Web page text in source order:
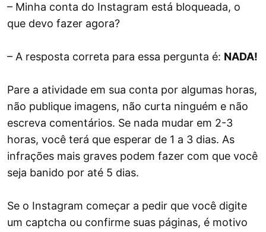
– Minha conta do Instagram está bloqueada, o
que devo fazer agora?
– A resposta correta para essa pergunta é: NADA!
Pare a atividade em sua conta por algumas horas,
não publique imagens, não curta ninguém e não
escreva comentários. Se nada mudar em 2-3
horas, você terá que esperar de 1 a 3 dias. As
infrações mais graves podem fazer com que você
seja banido por até 5 dias.
Se o Instagram começar a pedir que você digite
um captcha ou confirme suas páginas, é motivo